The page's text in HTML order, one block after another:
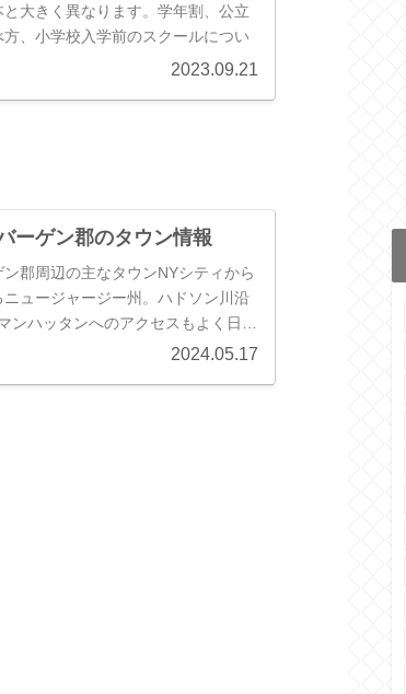
大きく異なります。学年割、公立
、小学校入学前のスクールについ
情報をもとに解説します。2023.09.21
ーゲン郡のタウン情報
郡周辺の主なタウンNYシティから
ュージャージー州。ハドソン川沿
ハッタンへのアクセスもよく日本
2024.05.17